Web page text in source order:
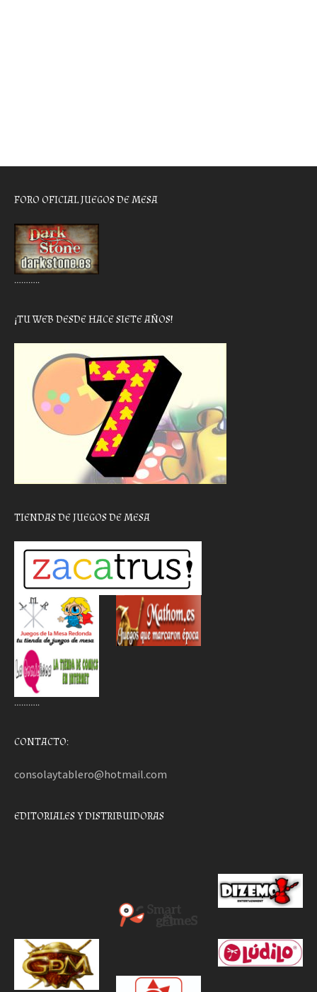
FORO OFICIAL JUEGOS DE MESA
………..
¡TU WEB DESDE HACE SIETE AÑOS!
TIENDAS DE JUEGOS DE MESA
………..
CONTACTO:
consolaytablero@hotmail.com
EDITORIALES Y DISTRIBUIDORAS